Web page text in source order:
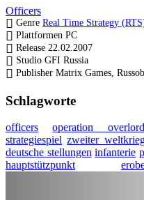
Officers
Genre Real Time Strategy
Plattformen PC
Release 22.02.2007
Studio GFI Russia
Publisher Matrix Games,
Schlagworte
officers operation overlord
strategiespiel zweiter
deutsche stellungen infanterie
hauptstützpunkt